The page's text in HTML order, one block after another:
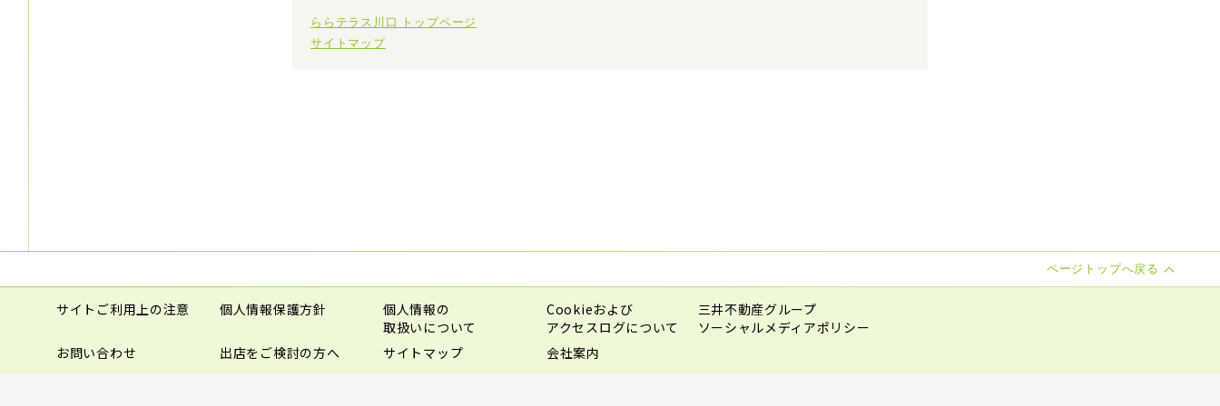
ららテラス川口 トップページ
サイトマップ
ページトップへ戻る
サイトご利用上の注意 個人情報保護方針
個人情報の
取扱いについて
Cookieおよび
アクセスログについて
三井不動産グループ
ソーシャルメディアポリシー
お問い合わせ
出店をご検討の方へ サイトマップ 会社案内